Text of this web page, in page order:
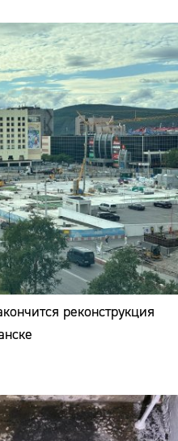
реконструкция